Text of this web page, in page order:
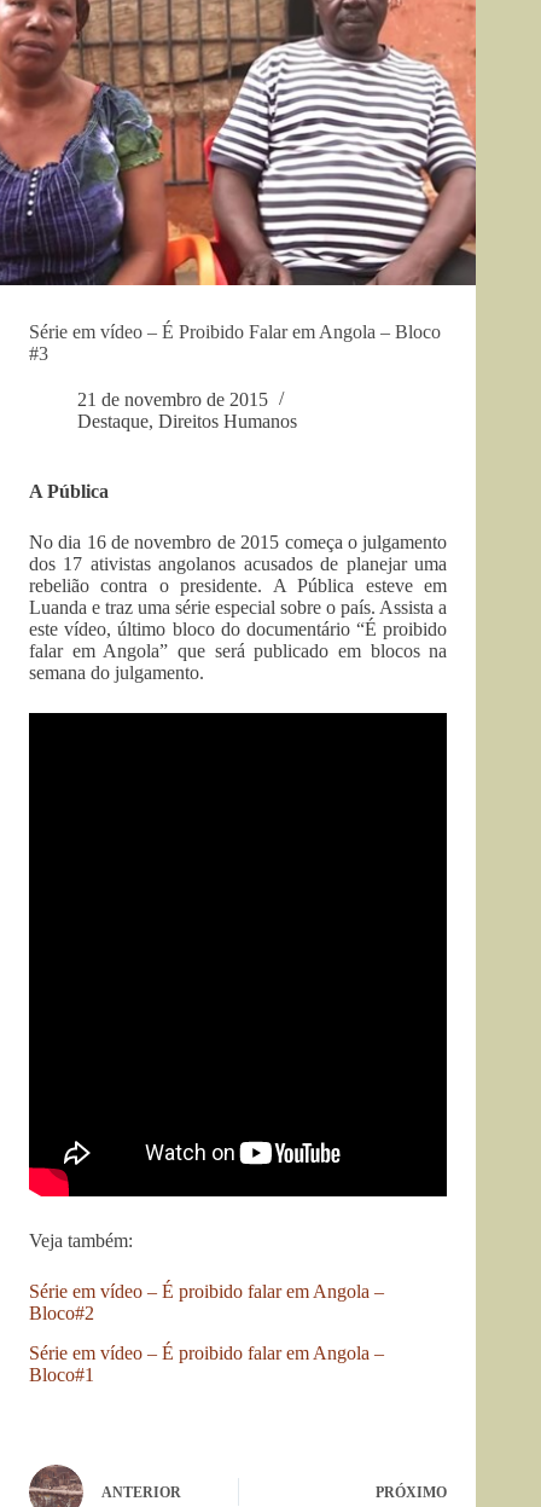
Série em vídeo – É Proibido Falar em Angola – Bloco
#3
21 de novembro de 2015
Destaque, Direitos Humanos
A Pública
No dia 16 de novembro de 2015 começa o julgamento
dos 17 ativistas angolanos acusados de planejar uma
rebelião contra o presidente. A Pública esteve em
Luanda e traz uma série especial sobre o país. Assista a
este vídeo, último bloco do documentário “É proibido
falar em Angola” que será publicado em blocos na
semana do julgamento.
Veja também:
Série em vídeo – É proibido falar em Angola –
Bloco#2
Série em vídeo – É proibido falar em Angola –
Bloco#1
ANTERIOR PRÓXIMO